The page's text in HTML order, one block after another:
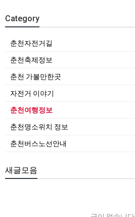
Category
춘천자전거길
춘천축제정보
춘천 가볼만한곳
자전거 이야기
춘천여행정보
춘천명소위치 정보
춘천버스노선안내
새글모음